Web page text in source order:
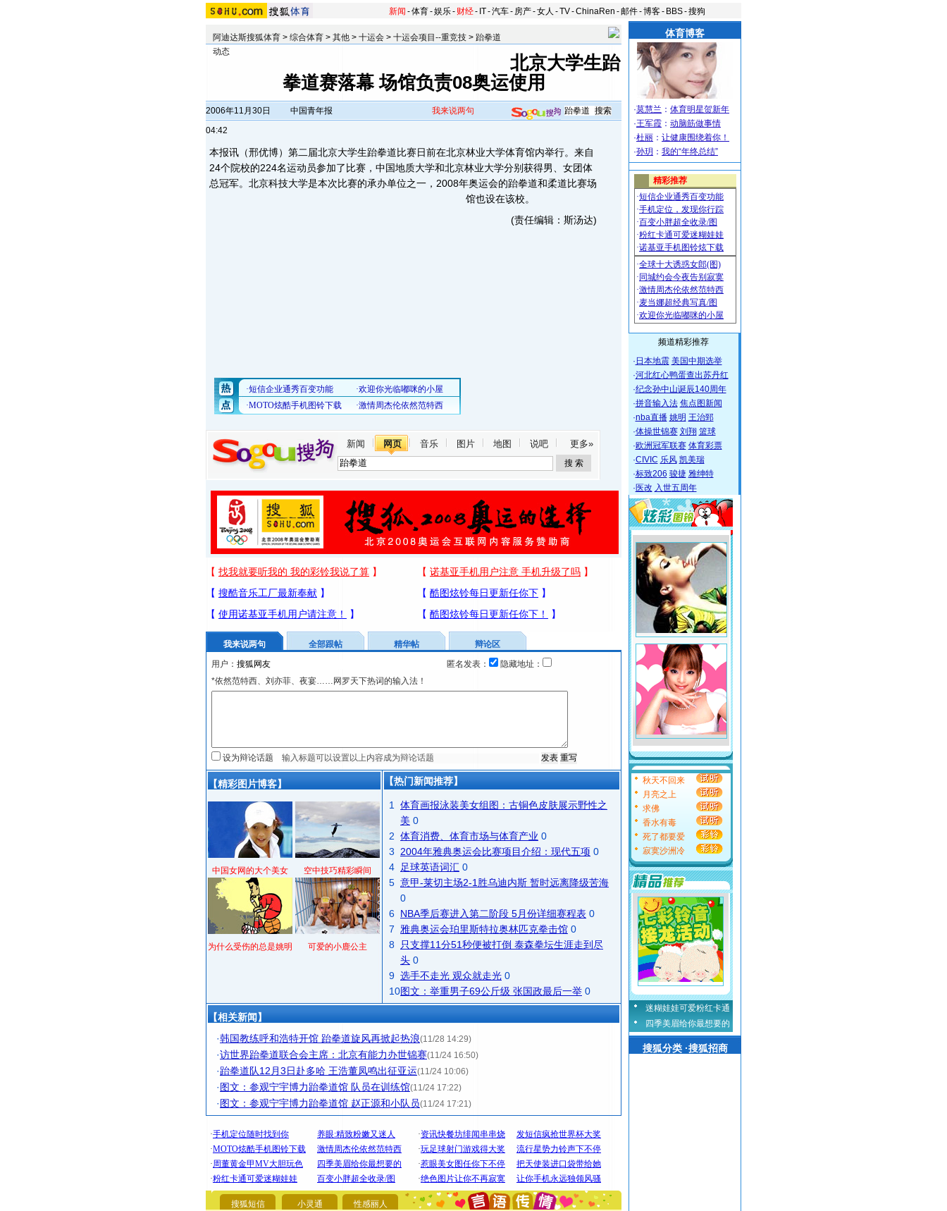
新闻 -体育-娱乐- 财经- IT-汽车- 房产-女人 -TV-ChinaRen -邮件-博客- BBS-搜狗
阿迪达斯搜狐体育 > 综合体育 > 其他 > 十运会 > 十运会项目--重竞技 > 跆拳道
动态
北京大学生跆
拳道赛落幕 场馆负责08奥运使用
2006年11月30日
04:42
中国青年报 我来说两句
本报讯（邢优博）第二届北京大学生跆拳道比赛日前在北京林业大学体育馆内举行。来自
24个院校的224名运动员参加了比赛，中国地质大学和北京林业大学分别获得男、女团体
总冠军。北京科技大学是本次比赛的承办单位之一，2008年奥运会的跆拳道和柔道比赛场
馆也设在该校。
(责任编辑：斯汤达)
新闻 网页 音乐 图片 地图 说吧 更多»
我来说两句 全部跟帖 精华帖
辩论区
用户：
匿名发表：
隐藏地址：
*依然范特西、刘亦菲、夜宴……网罗天下热词的输入法！
设为辩论话题
【精彩图片博客】
中国女网的大个美女 空中技巧精彩瞬间
为什么受伤的总是姚明 可爱的小鹿公主
【热门新闻推荐】
1
体育画报泳装美女组图：古铜色皮肤展示野性之
美 0
2 体育消费、体育市场与体育产业 0
3
2004年雅典奥运会比赛项目介绍：现代五项 0
4
足球英语词汇 0
5 意甲-莱切主场2-1胜乌迪内斯 暂时远离降级苦海
0
6 NBA季后赛进入第二阶段 5月份详细赛程表 0
7
雅典奥运会珀里斯特拉奥林匹克拳击馆 0
8
只支撑11分51秒便被打倒 泰森拳坛生涯走到尽
头 0
9 选手不走光 观众就走光 0
10图文：举重男子69公斤级 张国政最后一举 0
【相关新闻】
·韩国教练呼和浩特开馆 跆拳道旋风再掀起热浪(11/28 14:29)
·访世界跆拳道联合会主席：北京有能力办世锦赛(11/24 16:50)
·跆拳道队12月3日赴多哈 王浩董凤鸣出征亚运(11/24 10:06)
·图文：参观宁宇博力跆拳道馆 队员在训练馆(11/24 17:22)
·图文：参观宁宇博力跆拳道馆 赵正源和小队员(11/24 17:21)
搜狐短信 小灵通 性感丽人
[圣诞节] 圣诞节到了，想想没什么送给你的，又不打算给
你太多，只有给你五千万：千万快乐！千万要健康！千万
要平安！千万要知足！千万不要忘记我！
体育博客
·莫慧兰 ： 体育明星贺新年
·王军霞 ： 动脑筋做事情
·杜丽 ： 让健康围绕着你！
·孙玥 ： 我的“年终总结”
频道精彩推荐
· 日本地震 美国中期选举
·河北红心鸭蛋查出苏丹红
·纪念孙中山诞辰140周年
·拼音输入法 焦点图新闻
·nba直播 姚明 王治郅
·体操世锦赛 刘翔 篮球
·欧洲冠军联赛 体育彩票
·CIVIC 乐风 凯美瑞
·标致206 骏捷 雅绅特
· 医改 入世五周年
秋天不回来
月亮之上
求佛
香水有毒
死了都要爱
寂寞沙洲冷
迷糊娃娃可爱粉红卡通
四季美眉给你最想要的
搜狐分类 ·搜狐招商